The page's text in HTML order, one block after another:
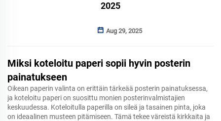
2025
Aug 29, 2025
Miksi koteloitu paperi sopii hyvin posterin
painatukseen
Oikean paperin valinta on erittäin tärkeää posterin painatuksessa,
ja koteloitu paperi on suosittu monien posterinvalmistajien
keskuudessa. Koteloitulla paperilla on sileä ja tasainen pinta, joka
on ideaalinen musteen pitämiseen. Tämä tekee väreistä kirkkaita ja